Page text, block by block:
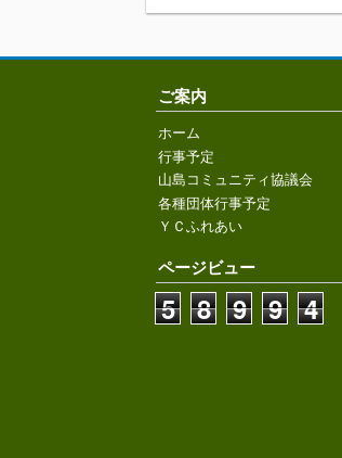
ご案内
ホーム
行事予定
山島コミュニティ協議会
各種団体行事予定
ＹＣふれあい
ページビュー
5 8 9 9 4